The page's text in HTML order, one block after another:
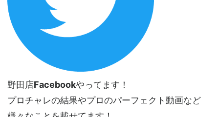
野田店Facebookやってます！
プロチャレの結果やプロのパーフェクト動画など